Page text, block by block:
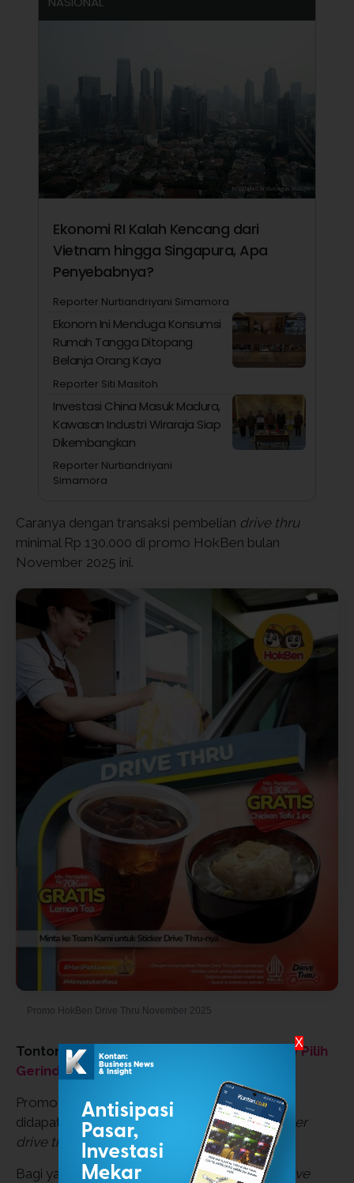
Ekonomi RI Kalah Kencang dari
Vietnam hingga Singapura, Apa
Penyebabnya?
Reporter Nurtiandriyani Simamora
Ekonom Ini Menduga Konsumsi
Rumah Tangga Ditopang
Belanja Orang Kaya
Reporter Siti Masitoh
Investasi China Masuk Madura,
Kawasan Industri Wiraraja Siap
Dikembangkan
Reporter Nurtiandriyani
Simamora
Caranya dengan transaksi pembelian drive thru
minimal Rp 130.000 di promo HokBen bulan
November 2025 ini.
Promo HokBen Drive Thru November 2025
Tonton:Jokowi Tak Lagi Menarik, Budi Arie Pilih
Gerindra Ketimbang PSI
Promo HokBen spesialdrive thruhanya bisa
didapatkan oleh pelanggan yang memilikisticker
drive thru
di kendaraan.
Bagi yang belum memiliki, dapatkansticker drive
X